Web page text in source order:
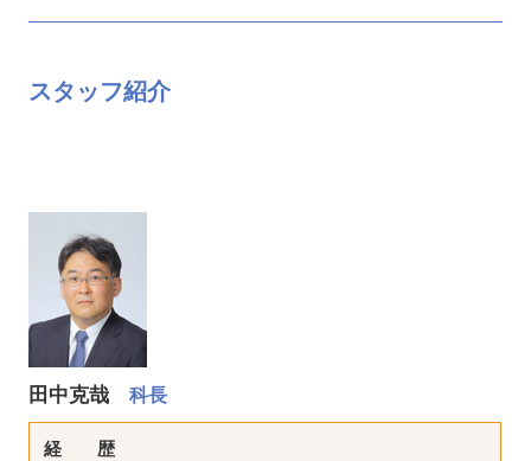
スタッフ紹介
田中克哉科長
経 歴